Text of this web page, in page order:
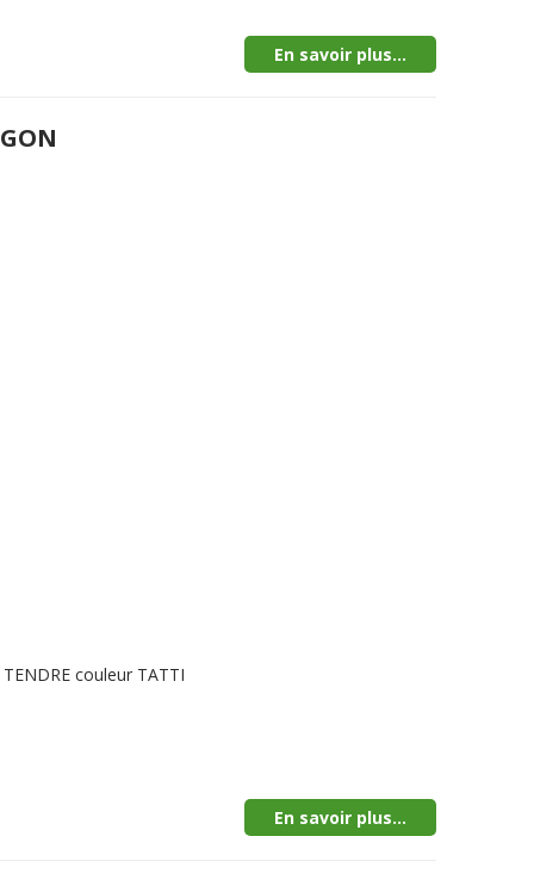
En savoir plus...
couleur TATTI
En savoir plus...